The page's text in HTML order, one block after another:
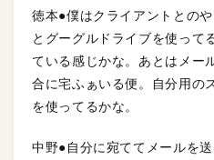
徳本●僕はクライアントとの
とグーグルドライブを使って
ている感じかな。あとはメー
合に宅ふぁいる便。自分用の
を使ってるかな。
中野●自分に宛ててメールを